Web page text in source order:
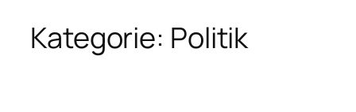
Kategorie: Politik